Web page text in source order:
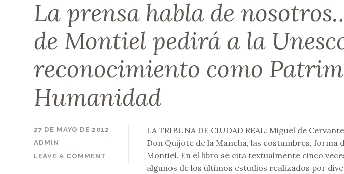
La prensa habla de
de Montiel pedirá a la
reconocimiento como
Humanidad
27 DE MAYO DE 2012
ADMIN
LEAVE A COMMENT
LA TRIBUNA DE CIUDAD REAL: Miguel de
Don Quijote de la Mancha, las costumbres, forma
Montiel. En el libro se cita textualmente cinco
algunos de los últimos estudios realizados por